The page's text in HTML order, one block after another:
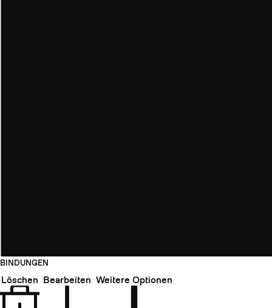
BINDUNGEN
Löschen Bearbeiten Weitere Optionen